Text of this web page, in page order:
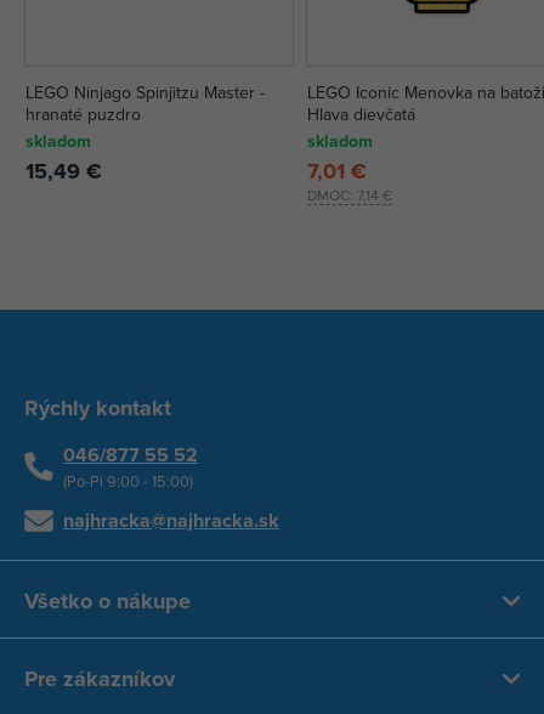
LEGO Ninjago Spinjitzu Master -
hranaté puzdro
skladom
15,49 €
LEGO Iconic Menovka na
Hlava dievčatá
skladom
DMOC:7,14 €
7,01 €
Rýchly kontakt
046/877 55 52
(Po-Pi 9:00 - 15:00)
najhracka@najhracka.sk
Všetko o nákupe
Pre zákazníkov